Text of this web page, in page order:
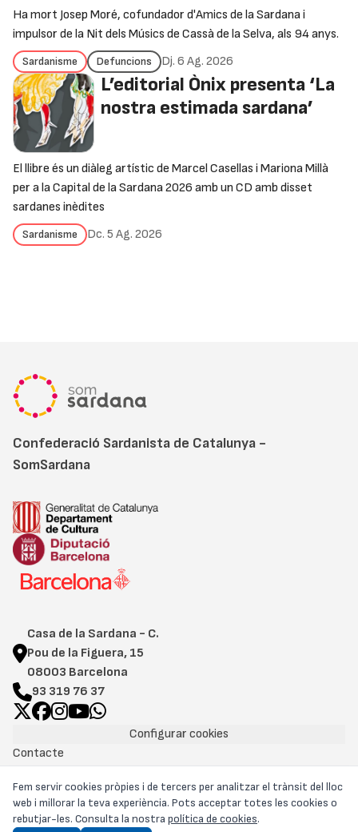
Ha mort Josep Moré, cofundador d'Amics de la Sardana i
impulsor de la Nit dels Músics de Cassà de la Selva, als 94 anys.
Sardanisme Defuncions Dj. 6 Ag. 2026
L’editorial Ònix presenta ‘La
nostra estimada sardana’
El llibre és un diàleg artístic de Marcel Casellas i Mariona Millà
per a la Capital de la Sardana 2026 amb un CD amb disset
sardanes inèdites
Sardanisme Dc. 5 Ag. 2026
Confederació Sardanista de Catalunya -
SomSardana
Casa de la Sardana - C.
Pou de la Figuera, 15
08003 Barcelona
93 319 76 37
Configurar cookies
Contacte
Avís legal
Política de privacitat
Fem servir cookies pròpies i de tercers per analitzar el trànsit del lloc
web i millorar la teva experiència. Pots acceptar totes les cookies o
rebutjar-les. Consulta la nostra política de cookies.